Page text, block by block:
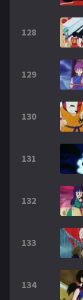
128
129
130
131
132
133
134